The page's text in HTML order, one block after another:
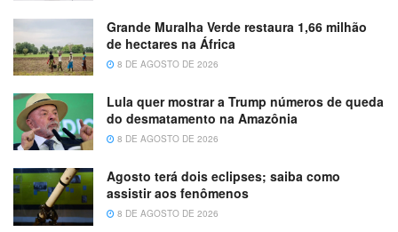
Grande Muralha Verde restaura 1,66 milhão
de hectares na África
8 DE AGOSTO DE 2026
Lula quer mostrar a Trump números de queda
do desmatamento na Amazônia
8 DE AGOSTO DE 2026
Agosto terá dois eclipses; saiba como
assistir aos fenômenos
8 DE AGOSTO DE 2026